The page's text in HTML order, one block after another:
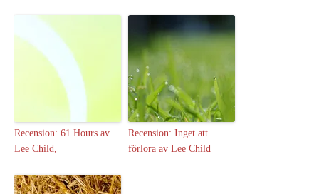
Recension: 61 Hours av
Lee Child,
Recension: Inget att
förlora av Lee Child